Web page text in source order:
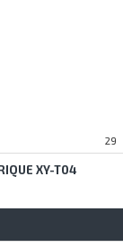
29
XY-T04